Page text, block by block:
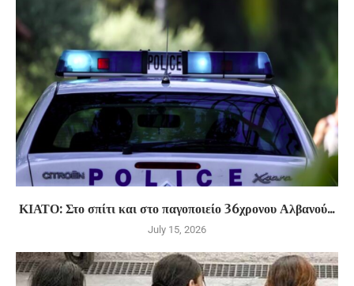
ΚΙΑΤΟ: Στο σπίτι και στο παγοποιείο 36χρονου Αλβανού...
July 15, 2026